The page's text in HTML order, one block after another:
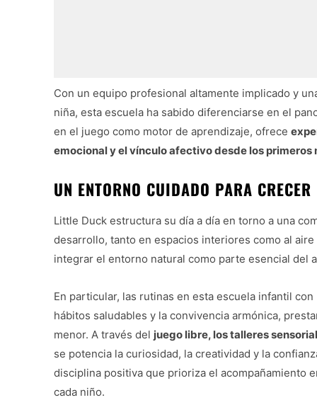
Con un equipo profesional altamente implicado y
niña, esta escuela ha sabido diferenciarse en el
en el juego como motor de aprendizaje, ofrece
emocional y el vínculo afectivo desde los primeros
UN ENTORNO CUIDADO PARA
Little Duck estructura su día a día en torno a una
desarrollo, tanto en espacios interiores como al
integrar el entorno natural como parte esencial del
En particular, las rutinas en esta escuela infantil
hábitos saludables y la convivencia armónica,
menor. A través del juego libre, los talleres
se potencia la curiosidad, la creatividad y la
disciplina positiva que prioriza el acompañamiento
cada niño.